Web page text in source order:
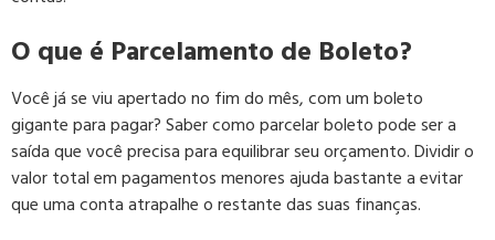
O que é Parcelamento de Boleto?
Você já se viu apertado no fim do mês, com um boleto
gigante para pagar? Saber como parcelar boleto pode ser a
saída que você precisa para equilibrar seu orçamento. Dividir o
valor total em pagamentos menores ajuda bastante a evitar
que uma conta atrapalhe o restante das suas finanças.